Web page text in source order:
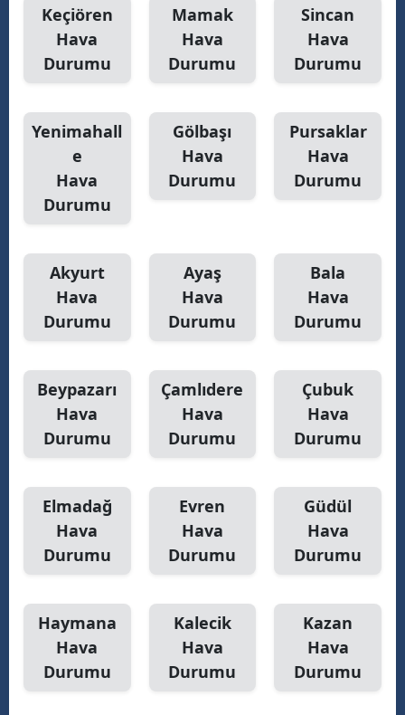
Muğla
Muş
Niğde
Rize
Samsun
Siirt
Trabzon
Tunceli
Şanlıurfa
Uşak
Yozgat
Keçiören
Hava
Durumu
Mamak
Hava
Durumu
Sincan
Hava
Durumu
Yenimahall
e
Hava
Durumu
Gölbaşı
Hava
Durumu
Pursaklar
Hava
Durumu
Akyurt
Hava
Durumu
Ayaş
Hava
Durumu
Bala
Hava
Durumu
Beypazarı
Hava
Durumu
Çamlıdere
Hava
Durumu
Çubuk
Hava
Durumu
Elmadağ
Hava
Durumu
Evren
Hava
Durumu
Güdül
Hava
Durumu
Haymana
Hava
Durumu
Kalecik
Hava
Durumu
Kazan
Hava
Durumu